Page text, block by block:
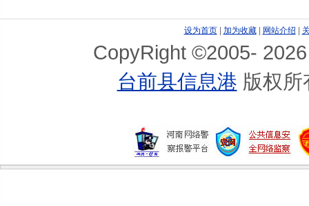
设为首页| 加为收藏| 网站介绍 |
CopyRight ©2005-
台前县信息港 版权